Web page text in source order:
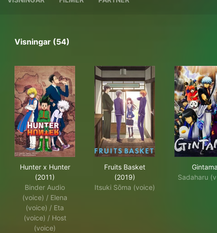
Visningar (54)
Hunter x Hunter
(2011)
Binder Audio
(voice) / Elena
(voice) / Eta
(voice) / Host
(voice)
Fruits Basket
(2019)
Itsuki Sōma (voice)
Sadaharu